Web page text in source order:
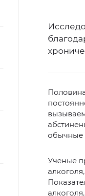
обычные
Ученые